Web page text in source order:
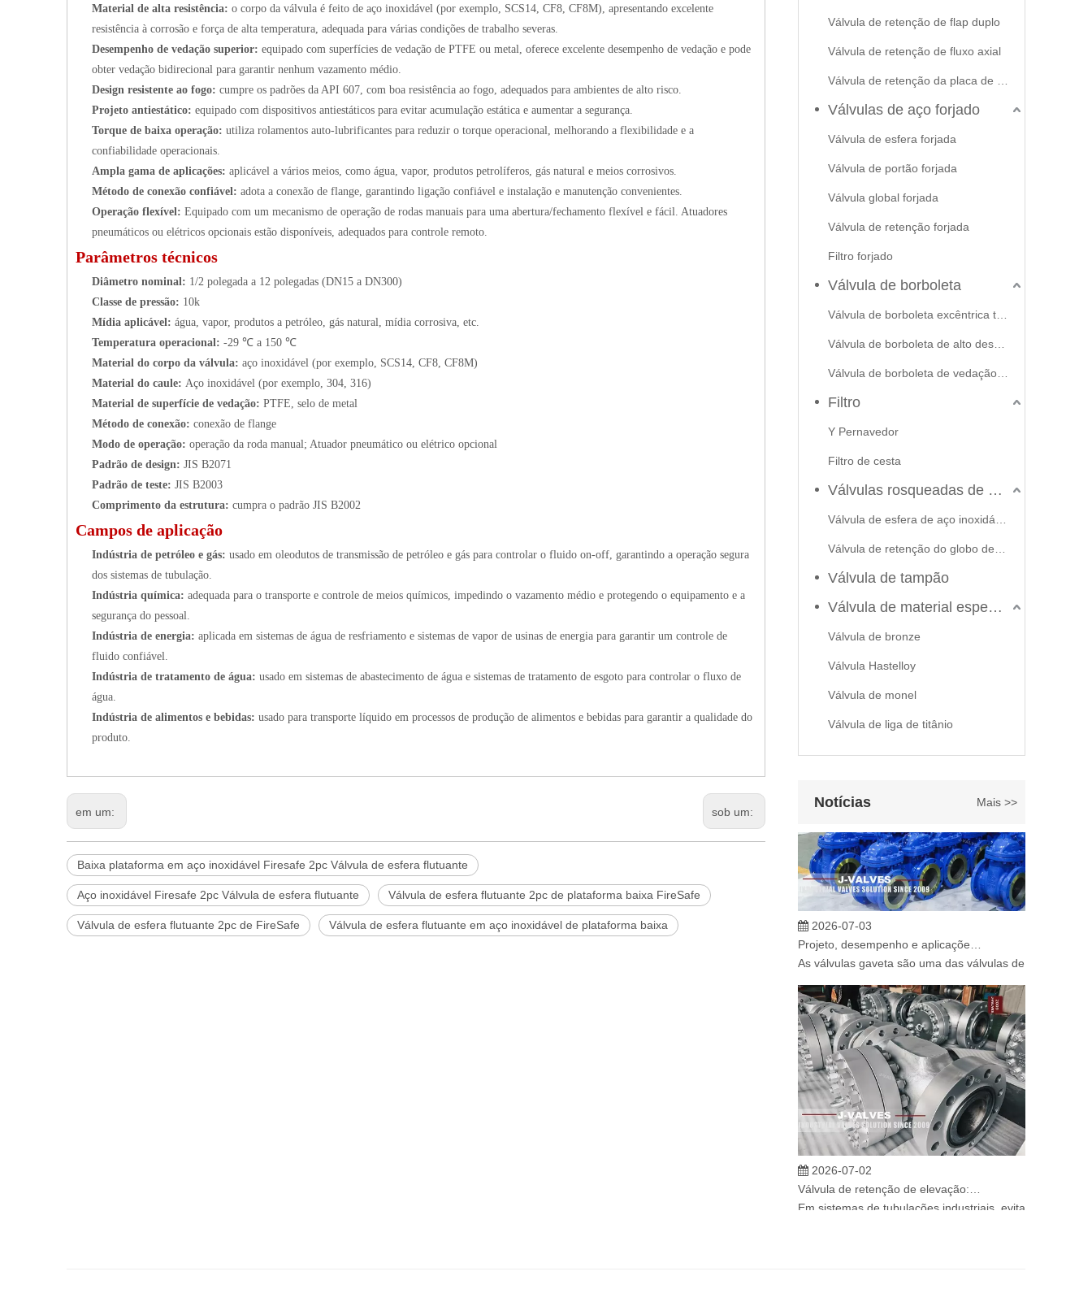
Material de alta resistência: o corpo da válvula é feito de aço inoxidável (por exemplo, SCS14, CF8, CF8M), apresentando excelente
resistência à corrosão e força de alta temperatura, adequada para várias condições de trabalho severas.
Desempenho de vedação superior: equipado com superfícies de vedação de PTFE ou metal, oferece excelente desempenho de vedação e pode
obter vedação bidirecional para garantir nenhum vazamento médio.
Design resistente ao fogo: cumpre os padrões da API 607, com boa resistência ao fogo, adequados para ambientes de alto risco.
Projeto antiestático: equipado com dispositivos antiestáticos para evitar acumulação estática e aumentar a segurança.
Torque de baixa operação: utiliza rolamentos auto-lubrificantes para reduzir o torque operacional, melhorando a flexibilidade e a
confiabilidade operacionais.
Ampla gama de aplicações: aplicável a vários meios, como água, vapor, produtos petrolíferos, gás natural e meios corrosivos.
Método de conexão confiável: adota a conexão de flange, garantindo ligação confiável e instalação e manutenção convenientes.
Operação flexível: Equipado com um mecanismo de operação de rodas manuais para uma abertura/fechamento flexível e fácil. Atuadores
pneumáticos ou elétricos opcionais estão disponíveis, adequados para controle remoto.
Parâmetros técnicos
Diâmetro nominal: 1/2 polegada a 12 polegadas (DN15 a DN300)
Classe de pressão: 10k
Mídia aplicável: água, vapor, produtos a petróleo, gás natural, mídia corrosiva, etc.
Temperatura operacional: -29 ℃ a 150 ℃
Material do corpo da válvula: aço inoxidável (por exemplo, SCS14, CF8, CF8M)
Material do caule: Aço inoxidável (por exemplo, 304, 316)
Material de superfície de vedação: PTFE, selo de metal
Método de conexão: conexão de flange
Modo de operação: operação da roda manual; Atuador pneumático ou elétrico opcional
Padrão de design: JIS B2071
Padrão de teste: JIS B2003
Comprimento da estrutura: cumpra o padrão JIS B2002
Campos de aplicação
Indústria de petróleo e gás: usado em oleodutos de transmissão de petróleo e gás para controlar o fluido on-off, garantindo a operação segura
dos sistemas de tubulação.
Indústria química: adequada para o transporte e controle de meios químicos, impedindo o vazamento médio e protegendo o equipamento e a
segurança do pessoal.
Indústria de energia: aplicada em sistemas de água de resfriamento e sistemas de vapor de usinas de energia para garantir um controle de
fluido confiável.
Indústria de tratamento de água: usado em sistemas de abastecimento de água e sistemas de tratamento de esgoto para controlar o fluxo de
água.
Indústria de alimentos e bebidas: usado para transporte líquido em processos de produção de alimentos e bebidas para garantir a qualidade do
produto.
em um: sob um:
Baixa plataforma em aço inoxidável Firesafe 2pc Válvula de esfera flutuante
Aço inoxidável Firesafe 2pc Válvula de esfera flutuante Válvula de esfera flutuante 2pc de plataforma baixa FireSafe
Válvula de esfera flutuante 2pc de FireSafe Válvula de esfera flutuante em aço inoxidável de plataforma baixa
Válvula de retenção de flap duplo
Válvula de retenção de fluxo axial
Válvulas de aço forjado
Válvula de esfera forjada
Válvula de portão forjada
Válvula global forjada
Válvula de retenção forjada
Filtro forjado
Válvula de borboleta
Filtro
Y Pernavedor
Filtro de cesta
Válvulas rosqueadas de aço inoxidável
Válvula de tampão
Válvula de material especial
Válvula de bronze
Válvula Hastelloy
Válvula de monel
Válvula de liga de titânio
Notícias Mais >>
2026-06-22
J-VALVES fabrica válvula de esfera de alta
2026-07-03
As válvulas gaveta são uma das válvulas de
2026-07-02
Em sistemas de tubulações industriais, evitar o fluxo